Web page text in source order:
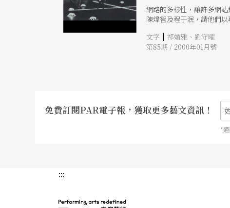
網路的多樣性，讓許多網
陳煒智及程于泯，請他們
文字 | 祁媚雅、劉守曜
第85期 / 2000年01月號
免費訂閱PAR電子報，獲取更多藝文資訊！
*
:::